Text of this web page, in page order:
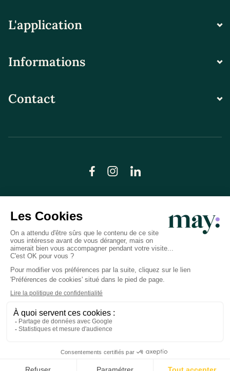
L'application
Informations
Contact
© LN CARE 2026
Politique de confidentialité
Conditions générales d’utilisation
Plan du site
Crédits photos